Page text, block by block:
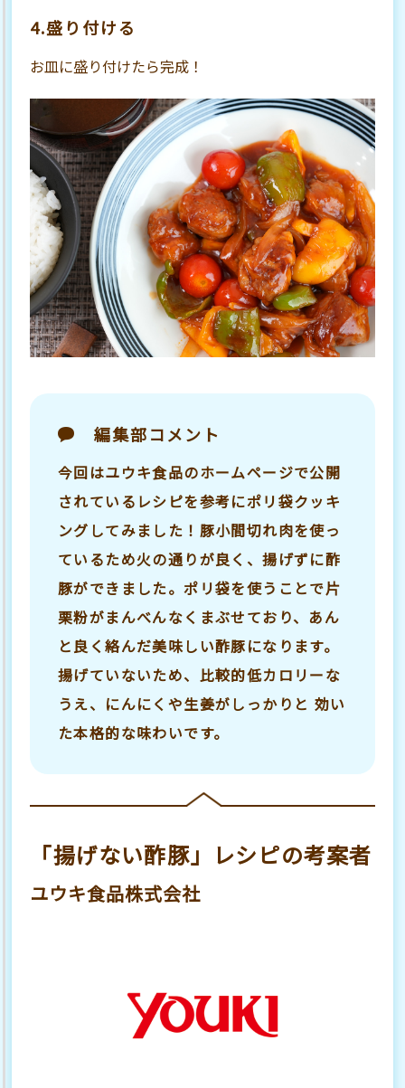
4.盛り付ける
お皿に盛り付けたら完成！
編集部コメント
今回はユウキ食品のホームページで公開
されているレシピを参考にポリ袋クッキ
ングしてみました！豚小間切れ肉を使っ
ているため火の通りが良く、揚げずに酢
豚ができました。ポリ袋を使うことで片
栗粉がまんべんなくまぶせており、あん
と良く絡んだ美味しい酢豚になります。
揚げていないため、比較的低カロリーな
うえ、にんにくや生姜がしっかりと 効い
た本格的な味わいです。
「揚げない酢豚」レシピの考案者
ユウキ食品株式会社